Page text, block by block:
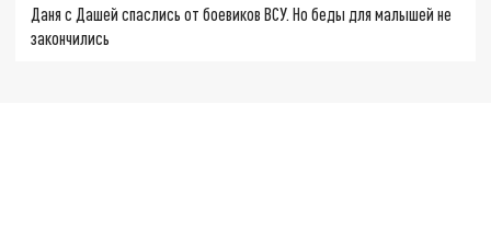
Даня с Дашей спаслись от боевиков ВСУ. Но беды для малышей не
закончились